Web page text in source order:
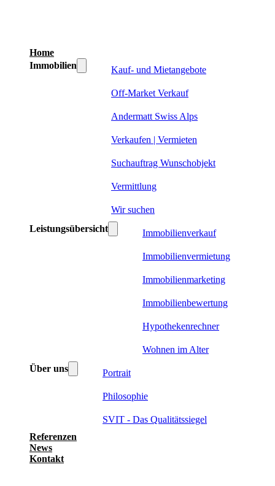
Home
Immobilien
Kauf- und Mietangebote
Off-Market Verkauf
Andermatt Swiss Alps
Verkaufen | Vermieten
Suchauftrag Wunschobjekt
Vermittlung
Wir suchen
Leistungsübersicht
Immobilienverkauf
Immobilienvermietung
Immobilienmarketing
Immobilienbewertung
Hypothekenrechner
Wohnen im Alter
Über uns
Portrait
Philosophie
SVIT - Das Qualitätssiegel
Referenzen
News
Kontakt